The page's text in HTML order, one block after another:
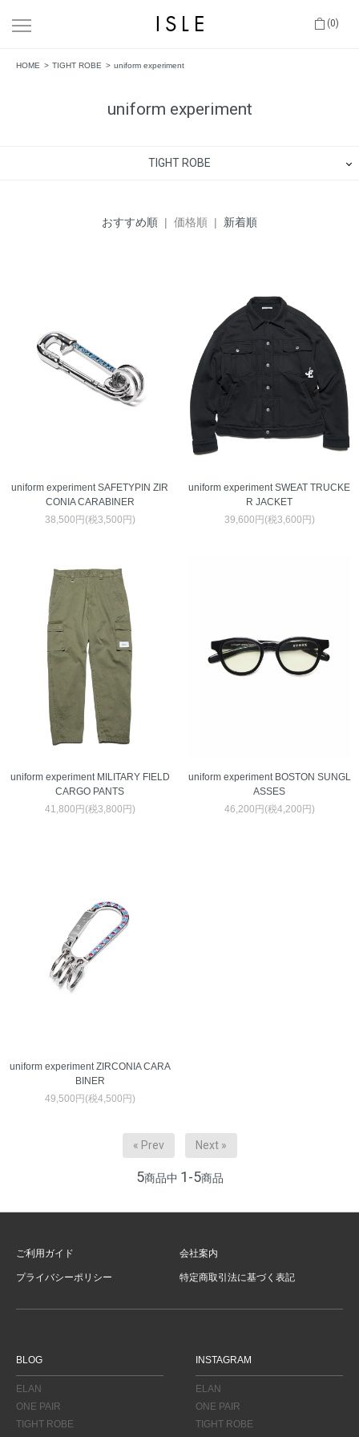
(0)
HOME TIGHT ROBE uniform experiment
uniform experiment
TIGHT ROBE
おすすめ順 | 価格順 | 新着順
uniform experiment SAFETYPIN ZIR
CONIA CARABINER
38,500円(税3,500円)
uniform experiment SWEAT TRUCKE
R JACKET
39,600円(税3,600円)
uniform experiment MILITARY FIELD
CARGO PANTS
41,800円(税3,800円)
uniform experiment BOSTON SUNGL
ASSES
46,200円(税4,200円)
uniform experiment ZIRCONIA CARA
BINER
49,500円(税4,500円)
« Prev Next »
5商品中 1-5商品
ご利用ガイド 会社案内
プライバシーポリシー 特定商取引法に基づく表記
BLOG
ELAN
ONE PAIR
TIGHT ROBE
INSTAGRAM
ELAN
ONE PAIR
TIGHT ROBE